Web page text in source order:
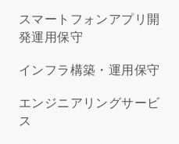
スマートフォンアプリ開
発運用保守
インフラ構築・運用保守
エンジニアリングサービ
ス